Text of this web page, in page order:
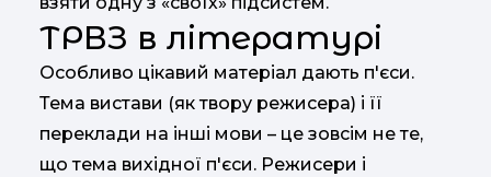
ТРВЗ в літературі
Особливо цікавий матеріал дають п'єси.
Тема вистави (як твору режисера) і її
переклади на інші мови – це зовсім не те,
що тема вихідної п'єси. Режисери і